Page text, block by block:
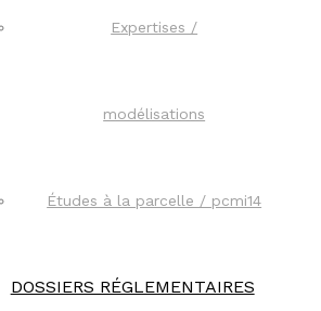
Expertises /
modélisations
Études à la parcelle / pcmi14​
DOSSIERS RÉGLEMENTAIRES